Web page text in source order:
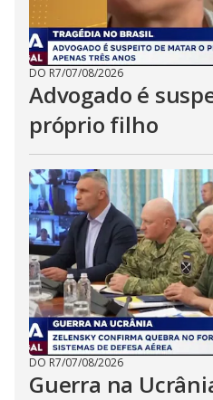
DO R7/07/08/2026
Advogado é
próprio filho
DO R7/07/08/2026
Guerra na